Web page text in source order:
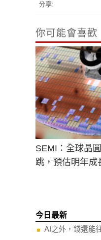
分享:
你可能會喜歡
SEMI：全球晶
跳，預估明年成
今日最新
AI之外，錢還能